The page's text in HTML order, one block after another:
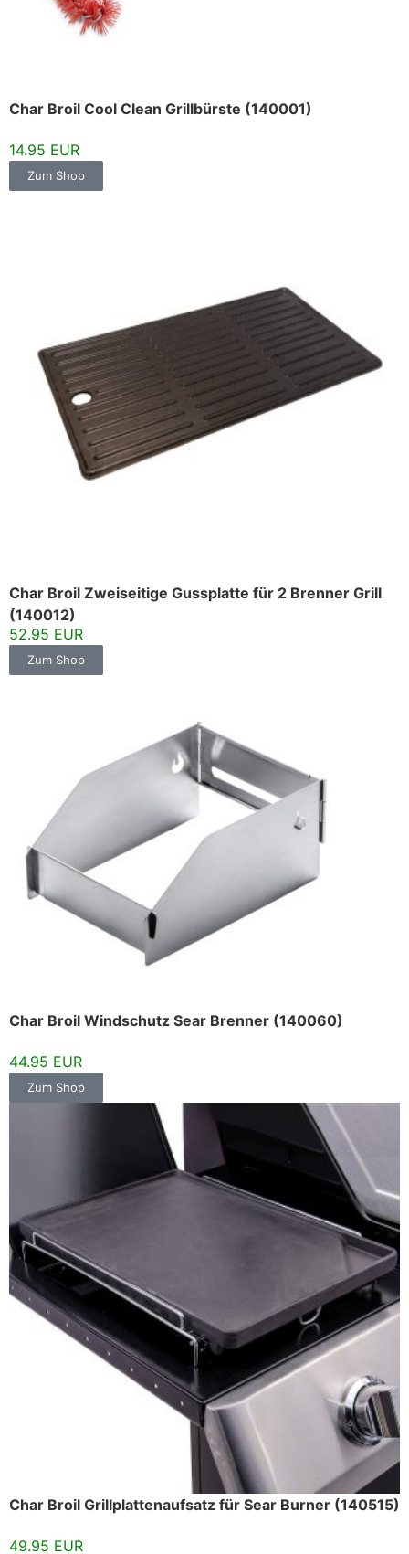
Char Broil Cool Clean Grillbürste (140001)
14.95 EUR
Zum Shop
Char Broil Zweiseitige Gussplatte für 2 Brenner Grill
(140012)
52.95 EUR
Zum Shop
Char Broil Windschutz Sear Brenner (140060)
44.95 EUR
Zum Shop
Char Broil Grillplattenaufsatz für Sear Burner (140515)
49.95 EUR